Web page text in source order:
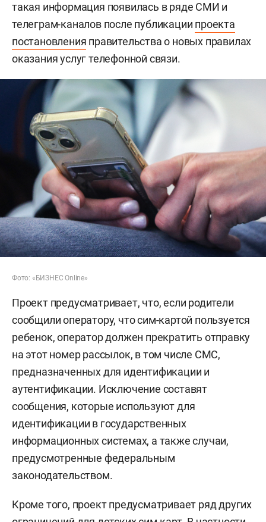
такая информация появилась в ряде СМИ и
телеграм-каналов после публикации проекта
постановления правительства о новых правилах
оказания услуг телефонной связи.
Фото: «БИЗНЕС Online»
Проект предусматривает, что, если родители
сообщили оператору, что сим-картой пользуется
ребенок, оператор должен прекратить отправку
на этот номер рассылок, в том числе СМС,
предназначенных для идентификации и
аутентификации. Исключение составят
сообщения, которые используют для
идентификации в государственных
информационных системах, а также случаи,
предусмотренные федеральным
законодательством.
Кроме того, проект предусматривает ряд других